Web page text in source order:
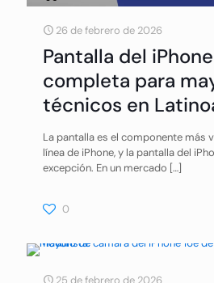
26 de febrero de 2026
Pantalla del
completa para
técnicos en
La pantalla es el componente más
línea de iPhone, y la pantalla del
excepción. En un mercado […]
0
25 de febrero de 2026